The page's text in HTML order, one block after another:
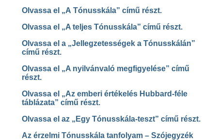
Olvassa el „A Tónusskála” című részt.
Olvassa el „A teljes Tónusskála” című részt.
Olvassa el a „Jellegzetességek a Tónusskálán”
című részt.
Olvassa el „A nyilvánvaló megfigyelése” című
részt.
Olvassa el „Az emberi értékelés Hubbard-féle
táblázata” című részt.
Olvassa el az „Egy Tónusskála-teszt” című részt.
Az érzelmi Tónusskála tanfolyam – Szójegyzék